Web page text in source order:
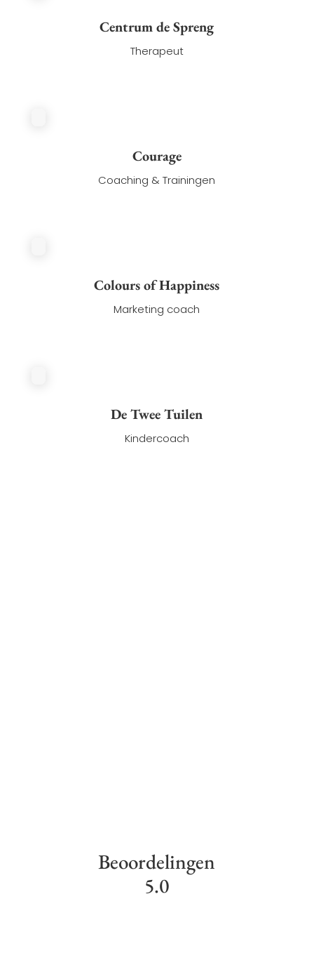
Centrum de Spreng
Therapeut
Courage
Coaching & Trainingen
Colours of Happiness
Marketing coach
De Twee Tuilen
Kindercoach
Beoordelingen
5.0